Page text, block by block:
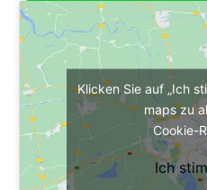
Klicken Sie auf „Ich
maps zu
Cookie-
Ich